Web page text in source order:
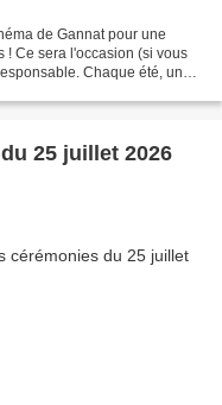
de Gannat pour une
! Ce sera l'occasion (si vous
Chaque été, un
25 juillet 2026